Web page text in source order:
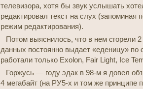
телевизора, хотя бы звук услышать
редактировал текст на слух (запоминая
режим редактирования).
Потом выяснилось, что в нем сгорели
данных постоянно выдает «еденицу» по
работали только Exolon, Fair Light, Ice
Горжусь — году эдак в 98-м я довел
4 мегабайт (на РУ5-х и том же принципе